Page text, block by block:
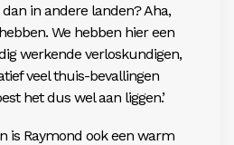
in andere landen? Aha,
We hebben hier een
werkende verloskundigen,
veel thuis-bevallingen
het dus wel aan liggen.’
is Raymond ook een warm